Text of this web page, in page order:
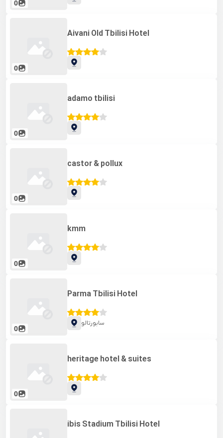
0
0
Aivani Old Tbilisi Hotel
0
adamo tbilisi
0
castor & pollux
0
kmm
0
Parma Tbilisi Hotel
سابورتالو
0
heritage hotel & suites
ibis Stadium Tbilisi Hotel